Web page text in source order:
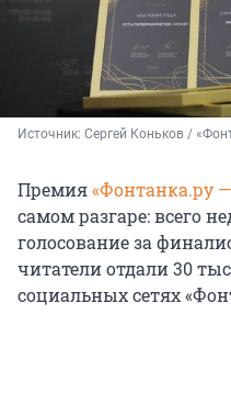
Источник: Сергей Коньков /
Премия«Фонтанка.ру
самом разгаре: всего
голосование за
читатели отдали 30
социальных сетях